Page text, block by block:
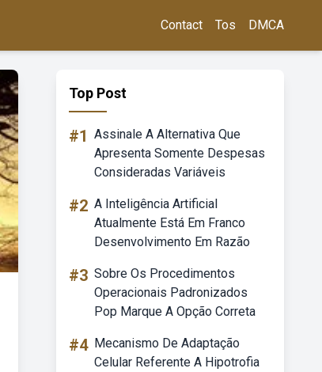
Contact Tos DMCA
Top Post
#1 Assinale A Alternativa Que
Apresenta Somente Despesas
Consideradas Variáveis
#2 A Inteligência Artificial
Atualmente Está Em Franco
Desenvolvimento Em Razão
#3 Sobre Os Procedimentos
Operacionais Padronizados
Pop Marque A Opção Correta
#4 Mecanismo De Adaptação
Celular Referente A Hipotrofia